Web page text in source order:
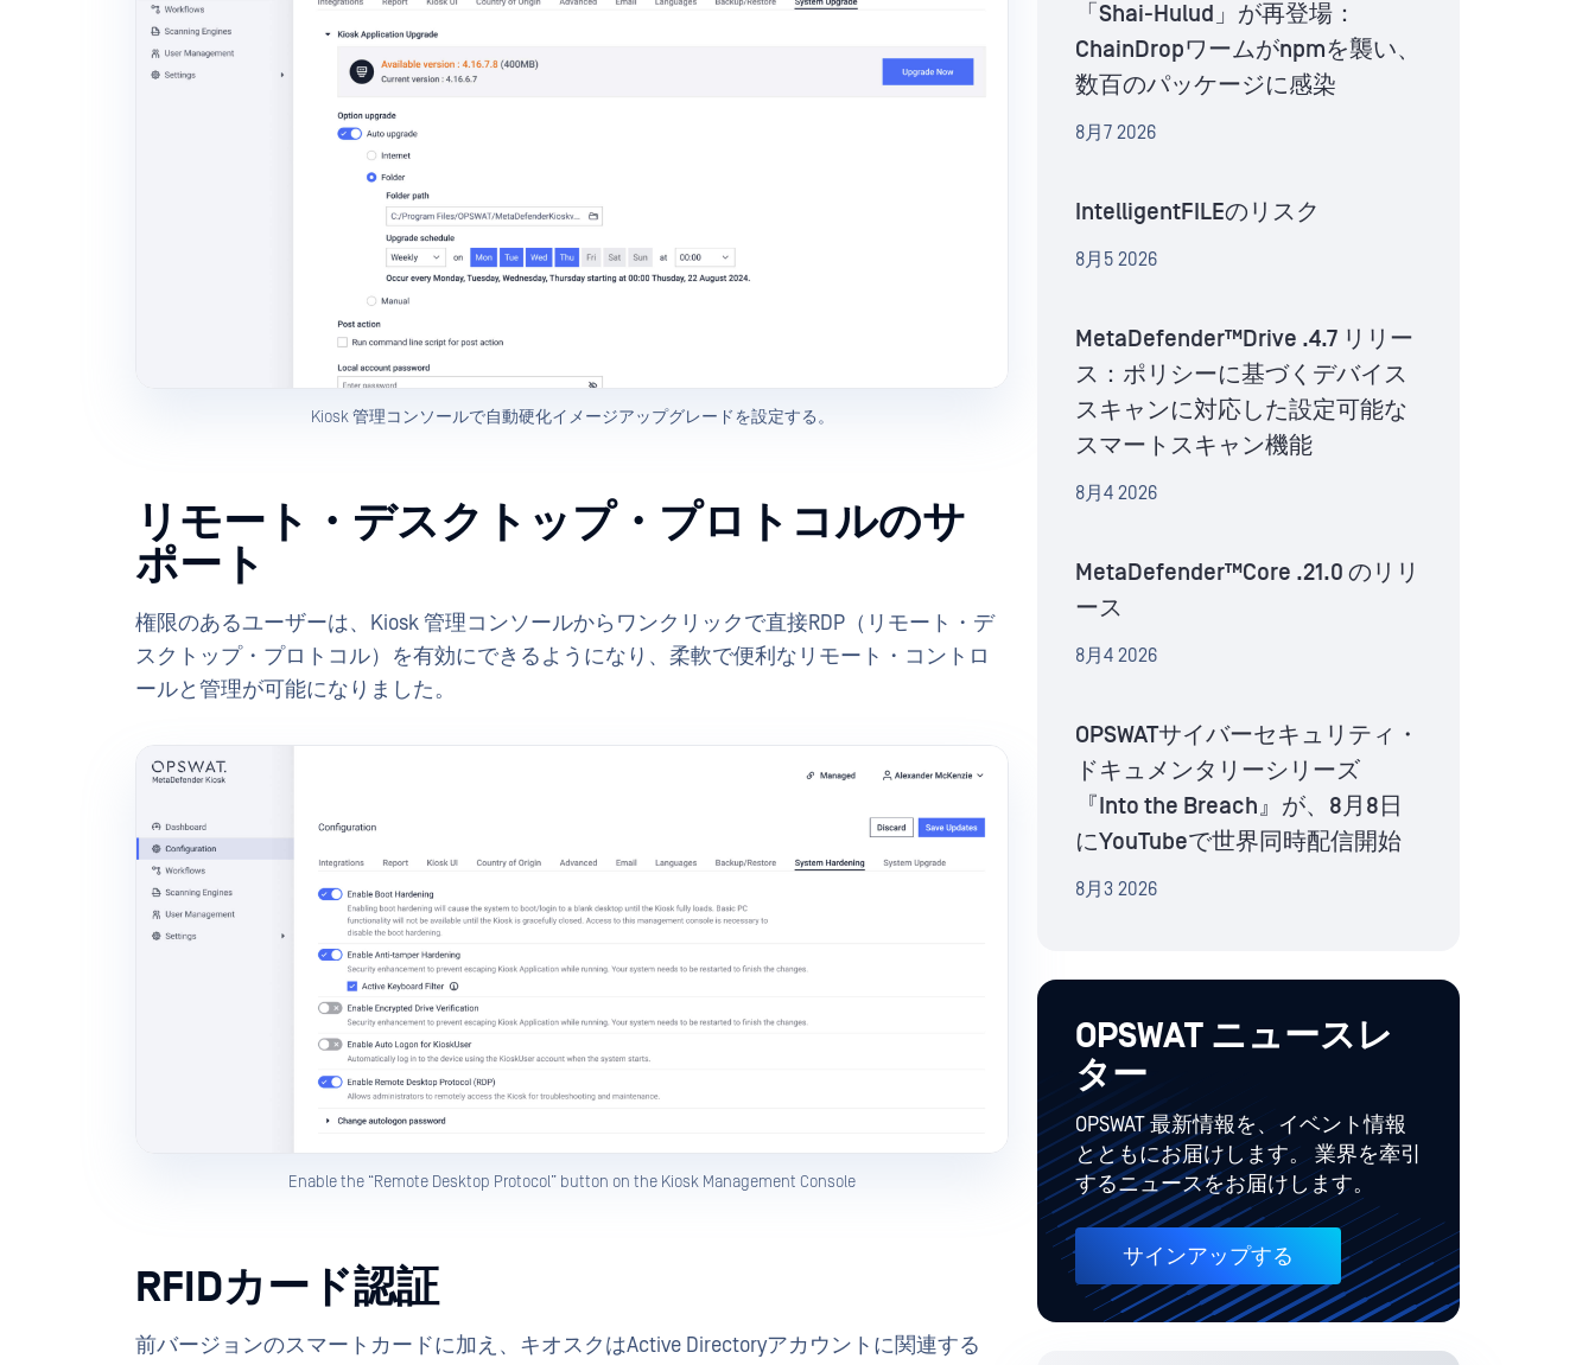
Kiosk 管理コンソールで自動硬化イメージアップグレードを設定する。
リモート・デスクトップ・プロトコルのサ
ポート
権限のあるユーザーは、Kiosk 管理コンソールからワンクリックで直接RDP（リモート・デ
スクトップ・プロトコル）を有効にできるようになり、柔軟で便利なリモート・コントロ
ールと管理が可能になりました。
Enable the “Remote Desktop Protocol” button on the Kiosk Management Console
RFIDカード認証
前バージョンのスマートカードに加え、キオスクはActive Directoryアカウントに関連する
「Shai-Hulud」が再登場：
ChainDropワームがnpmを襲い、
数百のパッケージに感染
8月7 2026
IntelligentFILEのリスク
8月5 2026
MetaDefender™Drive .4.7 リリー
ス：ポリシーに基づくデバイス
スキャンに対応した設定可能な
スマートスキャン機能
8月4 2026
MetaDefender™Core .21.0 のリリ
ース
8月4 2026
OPSWATサイバーセキュリティ・
ドキュメンタリーシリーズ
『Into the Breach』が、8月8日
にYouTubeで世界同時配信開始
8月3 2026
OPSWAT ニュースレ
ター
OPSWAT 最新情報を、イベント情報
とともにお届けします。 業界を牽引
するニュースをお届けします。
サインアップする